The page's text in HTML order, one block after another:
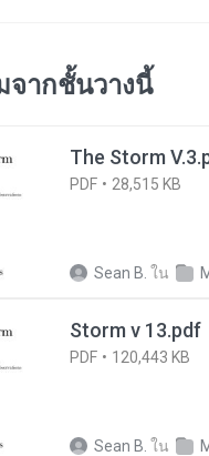
จากชั้นวางนี้
The Storm
PDF 28,515 KB
Sean B. ใน
Storm v 13.pdf
PDF 120,443 KB
Sean B. ใน